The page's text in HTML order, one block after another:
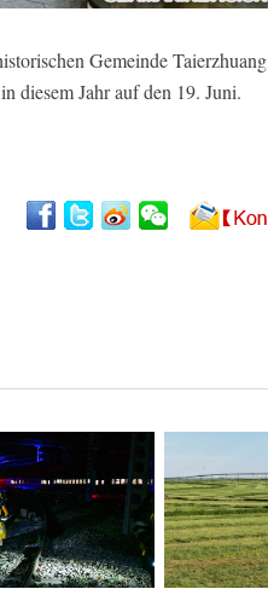
Gemeinde Taierzhuang
diesem Jahr auf den 19. Juni.